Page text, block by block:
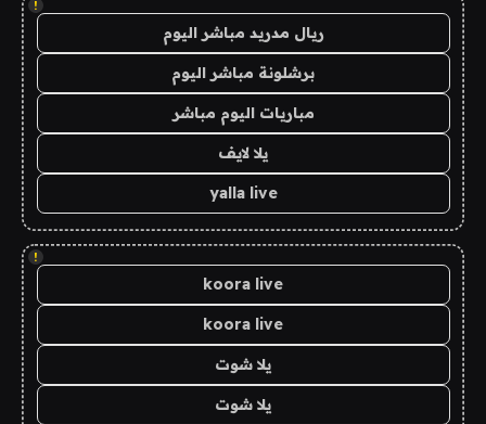
!
ريال مدريد مباشر اليوم
برشلونة مباشر اليوم
مباريات اليوم مباشر
يلا لايف
yalla live
!
koora live
koora live
يلا شوت
يلا شوت